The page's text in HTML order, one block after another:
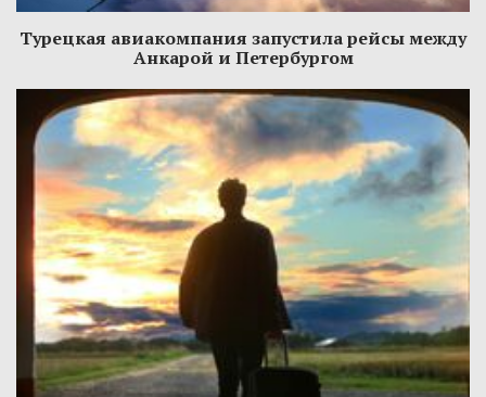
Турецкая авиакомпания запустила рейсы между
Анкарой и Петербургом